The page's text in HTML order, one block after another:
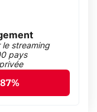
le streaming
pays